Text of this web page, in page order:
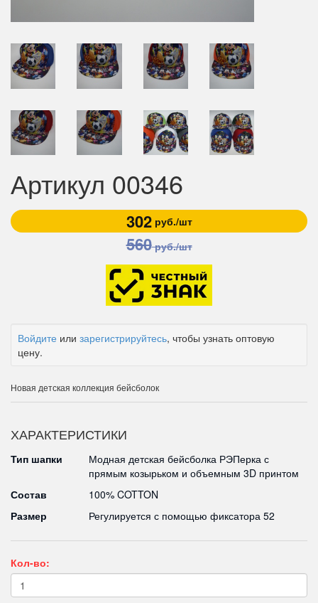
Артикул 00346
302руб./шт
560руб./шт
Войдите или зарегистрируйтесь, чтобы узнать оптовую
цену.
Новая детская коллекция бейсболок
ХАРАКТЕРИСТИКИ
Тип шапки
Модная детская бейсболка РЭПерка с
прямым козырьком и объемным 3D принтом
Состав
100% COTTON
Размер
Регулируется с помощью фиксатора 52
Кол-во: